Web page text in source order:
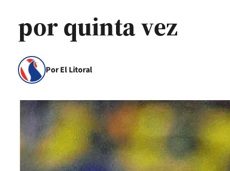
por quinta vez
Por El Litoral